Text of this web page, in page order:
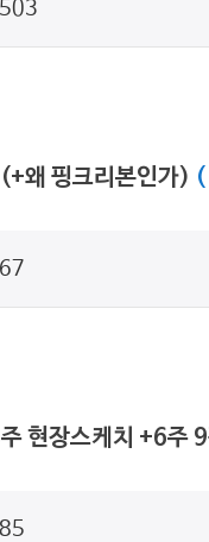
왜 핑크리본인가)
현장스케치 +6주 9